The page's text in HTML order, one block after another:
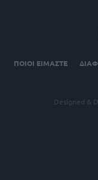
ΠΟΙΟΙ ΕΙΜΑΣΤΕ
Designed &